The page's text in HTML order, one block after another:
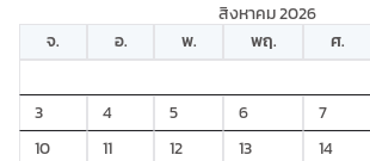
สิงหาคม 2026
จ.
อ. พ. พฤ. ศ.
3
4 5 6 7
10
11 12 13 14